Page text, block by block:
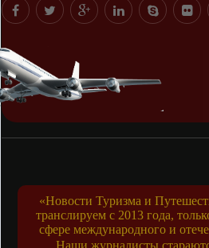
«Новости Туризма и
транслируем с 2013 года,
сфере международного и